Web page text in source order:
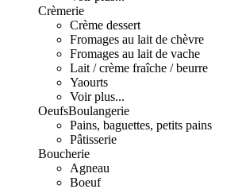
Crèmerie
Crème dessert
Fromages au lait de chèvre
Fromages au lait de vache
Lait / crème fraîche / beurre
Yaourts
Voir plus...
OeufsBoulangerie
Pains, baguettes, petits pains
Pâtisserie
Boucherie
Agneau
Boeuf